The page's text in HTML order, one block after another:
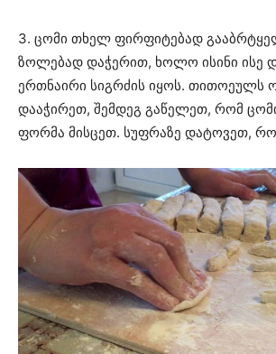
3. ცომი თხელ ფირფიტებად
ზოლებად დაჭერით, ხოლო ისინი ისე
ერთნაირი სიგრძის იყოს. თითოეულს
დააჭირეთ, შემდეგ გაწელეთ, რომ
ფორმა მისცეთ. სუფრაზე დატოვეთ,